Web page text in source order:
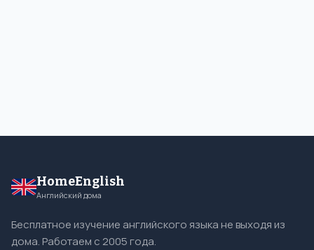
HomeEnglish
Английский дома
Бесплатное изучение английского языка не выходя из
дома. Работаем с 2005 года.